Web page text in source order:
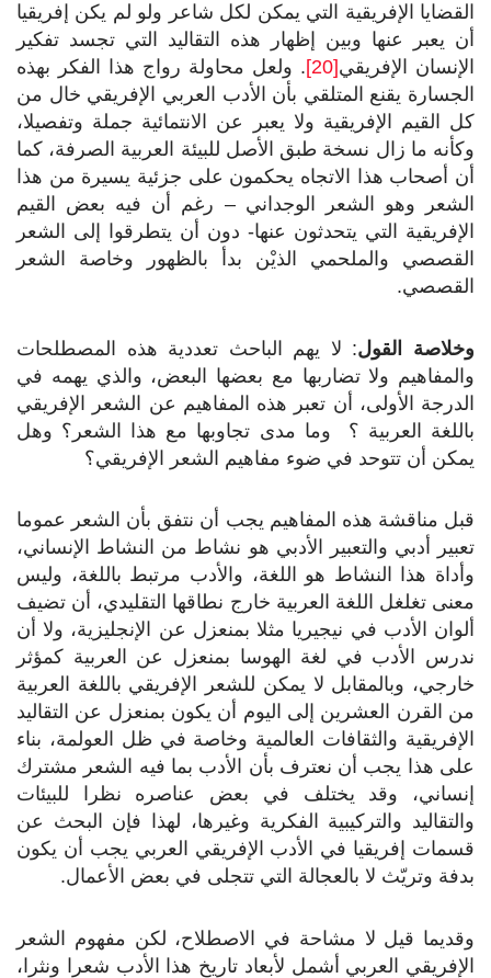
القضايا الإفريقية التي يمكن لكل شاعر ولو لم يكن إفريقيا
أن يعبر عنها وبين إظهار هذه التقاليد التي تجسد تفكير
الإنسان الإفريقي[20]
. ولعل محاولة رواج هذا الفكر بهذه
الجسارة يقنع المتلقي بأن الأدب العربي الإفريقي خال من
كل القيم الإفريقية ولا يعبر عن الانتمائية جملة وتفصيلا،
وكأنه ما زال نسخة طبق الأصل للبيئة العربية الصرفة، كما
أن أصحاب هذا الاتجاه يحكمون على جزئية يسيرة من هذا
الشعر وهو الشعر الوجداني – رغم أن فيه بعض القيم
الإفريقية التي يتحدثون عنها- دون أن يتطرقوا إلى الشعر
القصصي والملحمي الذيْن بدأ بالظهور وخاصة الشعر
القصصي.
وخلاصة القول: لا يهم الباحث تعددية هذه المصطلحات
والمفاهيم ولا تضاربها مع بعضها البعض، والذي يهمه في
الدرجة الأولى، أن تعبر هذه المفاهيم عن الشعر الإفريقي
باللغة العربية ؟ وما مدى تجاوبها مع هذا الشعر؟ وهل
يمكن أن تتوحد في ضوء مفاهيم الشعر الإفريقي؟
قبل مناقشة هذه المفاهيم يجب أن نتفق بأن الشعر عموما
تعبير أدبي والتعبير الأدبي هو نشاط من النشاط الإنساني،
وأداة هذا النشاط هو اللغة، والأدب مرتبط باللغة، وليس
معنى تغلغل اللغة العربية خارج نطاقها التقليدي، أن تضيف
ألوان الأدب في نيجيريا مثلا بمنعزل عن الإنجليزية، ولا أن
ندرس الأدب في لغة الهوسا بمنعزل عن العربية كمؤثر
خارجي، وبالمقابل لا يمكن للشعر الإفريقي باللغة العربية
من القرن العشرين إلى اليوم أن يكون بمنعزل عن التقاليد
الإفريقية والثقافات العالمية وخاصة في ظل العولمة، بناء
على هذا يجب أن نعترف بأن الأدب بما فيه الشعر مشترك
إنساني، وقد يختلف في بعض عناصره نظرا للبيئات
والتقاليد والتركيبية الفكرية وغيرها، لهذا فإن البحث عن
قسمات إفريقيا في الأدب الإفريقي العربي يجب أن يكون
بدفة وتريّث لا بالعجالة التي تتجلى في بعض الأعمال.
وقديما قيل لا مشاحة في الاصطلاح، لكن مفهوم الشعر
الإفريقي العربي أشمل لأبعاد تاريخ هذا الأدب شعرا ونثرا،